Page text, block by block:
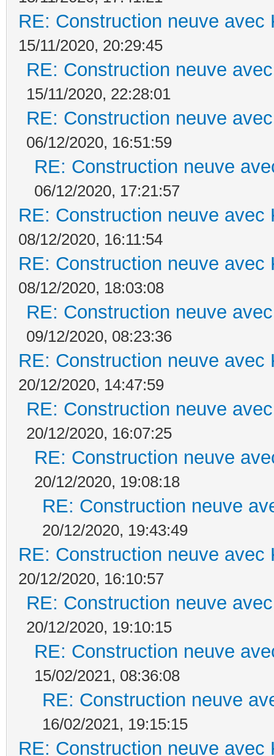
RE: Construction neuve avec
15/11/2020, 20:29:45
RE: Construction neuve
15/11/2020, 22:28:01
RE: Construction neuve
06/12/2020, 16:51:59
RE: Construction neuve
06/12/2020, 17:21:57
RE: Construction neuve avec
08/12/2020, 16:11:54
RE: Construction neuve avec
08/12/2020, 18:03:08
RE: Construction neuve
09/12/2020, 08:23:36
RE: Construction neuve avec
20/12/2020, 14:47:59
RE: Construction neuve
20/12/2020, 16:07:25
RE: Construction neuve
20/12/2020, 19:08:18
RE: Construction neuve
20/12/2020, 19:43:49
RE: Construction neuve avec
20/12/2020, 16:10:57
RE: Construction neuve
20/12/2020, 19:10:15
RE: Construction neuve
15/02/2021, 08:36:08
RE: Construction neuve
16/02/2021, 19:15:15
RE: Construction neuve avec